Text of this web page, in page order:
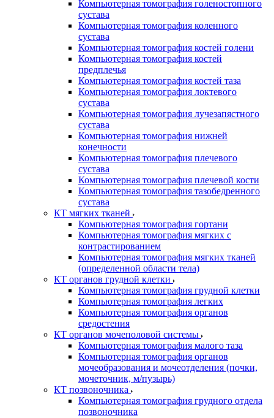
Компьютерная томография голеностопного
сустава
Компьютерная томография коленного
сустава
Компьютерная томография костей голени
Компьютерная томография костей
предплечья
Компьютерная томография костей таза
Компьютерная томография локтевого
сустава
Компьютерная томография лучезапястного
сустава
Компьютерная томография нижней
конечности
Компьютерная томография плечевого
сустава
Компьютерная томография плечевой кости
Компьютерная томография тазобедренного
сустава
КТ мягких тканей
Компьютерная томография гортани
Компьютерная томография мягких с
контрастированием
Компьютерная томография мягких тканей
(определенной области тела)
КТ органов грудной клетки
Компьютерная томография грудной клетки
Компьютерная томография легких
Компьютерная томография органов
средостения
КТ органов мочеполовой системы
Компьютерная томография малого таза
Компьютерная томография органов
мочеобразования и мочеотделения (почки,
мочеточник, м/пузырь)
КТ позвоночника
Компьютерная томография грудного отдела
позвоночника